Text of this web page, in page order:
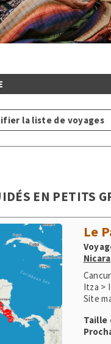
la liste de voyages
EN PETITS
Le
Itza >
Site
Site
Taille